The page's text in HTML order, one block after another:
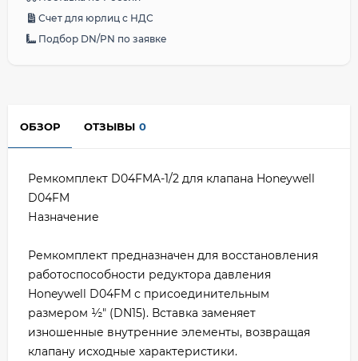
Счет для юрлиц с НДС
Подбор DN/PN по заявке
ОБЗОР ОТЗЫВЫ 0
Ремкомплект D04FMA-1/2 для клапана Honeywell
D04FM
Назначение
Ремкомплект предназначен для восстановления
работоспособности редуктора давления
Honeywell D04FM с присоединительным
размером ½" (DN15). Вставка заменяет
изношенные внутренние элементы, возвращая
клапану исходные характеристики.